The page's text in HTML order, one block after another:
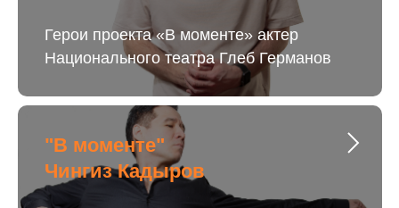
Герои проекта «В моменте» актер
Национального театра Глеб Германов
"В моменте"
Чингиз Кадыров